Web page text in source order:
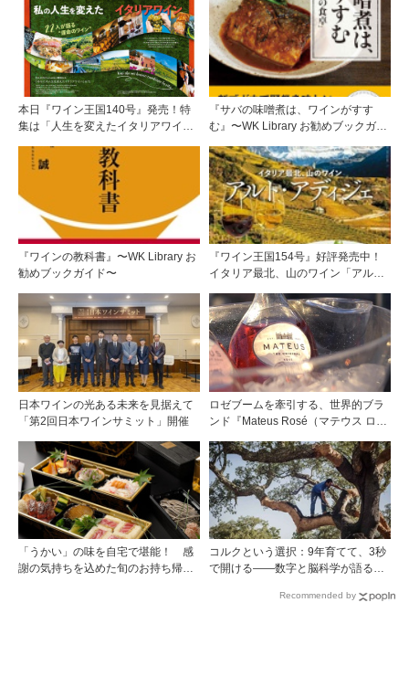
本日『ワイン王国140号』発売！特
集は「人生を変えたイタリアワイ
『サバの味噌煮は、ワインがすす
む』〜WK Library お勧めブックガイ
『ワインの教科書』〜WK Library お
勧めブックガイド〜
『ワイン王国154号』好評発売中！
イタリア最北、山のワイン「アル
エが偏愛するシャンパーニュ」第二
特集「この夏の主役！ ナチュラルな
ロゼワイン」
日本ワインの光ある未来を見据えて
「第2回日本ワインサミット」開催
ロゼブームを牽引する、世界的ブラ
ンド『Mateus Rosé（マテウス ロ
「うかい」の味を自宅で堪能！ 感
謝の気持ちを込めた旬のお持ち帰り
コルクという選択：9年育てて、3秒
で開ける——数字と脳科学が語る栓
Recommended by